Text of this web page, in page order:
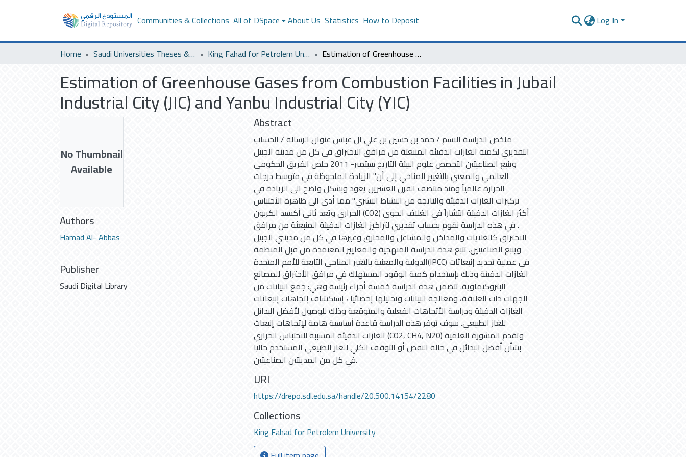
Communities & Collections All of DSpace About Us Statistics How to Deposit Log In
Home Saudi Universities Theses & Dissertations King Fahad for Petrolem University Estimation of Greenhouse Gases from Combustion Facilities in Jubail Industrial City (JIC) and Yanbu Industrial City (YIC)
Estimation of Greenhouse Gases from Combustion Facilities in Jubail
Industrial City (JIC) and Yanbu Industrial City (YIC)
No Thumbnail
Available
Authors
Hamad Al- Abbas
Publisher
Saudi Digital Library
Abstract
ملخص الدراسة الاسم / حمد بن حسين بن علي ال عباس عنوان الرسالة / الحساب
التقديري لكمية الغازات الدفيئة المنبعثة من مرافق الاحتراق في كل من مدينة الجبيل
وينبع الصناعيتين التخصص علوم البيئة التاريخ سبتمبر- 2011 خلص الفريق الحكومي
العالمي والمعني بالتغيير المناخي إلى أن" الزيادة الملحوظة في متوسط درجات
الحرارة عالمياً ومنذ منتصف القرن العشرين يعود وبشكل واضح الى الزيادة في
تركيزات الغازات الدفيئة والناتجة من النشاط البشري" مما أدى الى ظاهرة الأحتباس
الحراري ويُعد ثاني أكسيد الكربون (CO2) أكثر الغازات الدفيئة انتشاراً في الغلاف الجوي
. في هذه الدراسة نقوم بحساب تقديري لتراكيز الغازات الدفيئة المنبعثة من مرافق
الاحتراق كالغلايات والمداخن والمشاعل والمحارق وغيرها في كل من مدينتي الجبيل
وينبع الصناعيتين. تتبع هذة الدراسة المنهجية والمعايير المعتمدة من قبل المنظمة
الدولية والمعنية بالتغير المناخي التابعة للأمم المتحدة(IPCC) في عملية تحديد إنبعاثات
الغازات الدفيئة وذلك بإستخدام كمية الوقود المستهلك في مرافق الأحتراق للمصانع
البتروكيماوية. تتضمن هذه الدراسة خمسة أجزاء رئيسة وهي: جمع البيانات من
الجهات ذات العلاقة، ومعالجة البيانات وتحليلها إحصائيا ، إستكشاف إتجاهات إنبعاثات
الغازات الدفيئة ودراسة الأتجاهات الفعلية والمتوقعة وذلك للوصول لأفضل البدائل
للغاز الطبيعي. سوف توفر هذه الدراسة قاعدة أساسية هامة لإتجاهات إنبعاث
الغازات الدفيئة المسببة للاحتباس الحراري (CO2, CH4, N20) وتقدم المشورة العلمية
بشأن أفضل البدائل في حالة النقص أو التوقف الكلي للغاز الطبيعي المستخدم حاليا
في كل من المدينتين الصناعيتين.
URI
https://drepo.sdl.edu.sa/handle/20.500.14154/2280
Collections
King Fahad for Petrolem University